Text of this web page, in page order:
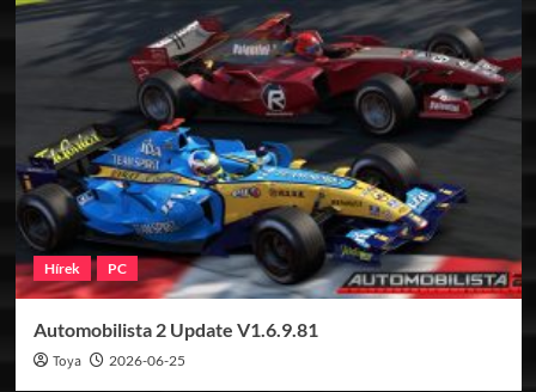
Hírek PC
Automobilista 2 Update V1.6.9.81
Toya 2026-06-25